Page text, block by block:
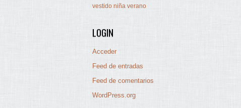
vestido niña verano
LOGIN
Acceder
Feed de entradas
Feed de comentarios
WordPress.org